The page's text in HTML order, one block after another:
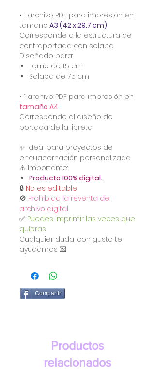
• 1 archivo PDF para impresión en
tamaño A3 (42 x 29.7 cm)
Corresponde a la estructura de
contraportada con solapa.
Diseñado para:
Lomo de 1.5 cm
Solapa de 7.5 cm
• 1 archivo PDF para impresión en
tamaño A4
Corresponde al diseño de
portada de la libreta.
✨ Ideal para proyectos de
encuadernación personalizada.
⚠️ Importante:
Producto 100% digital.
🔒 No es editable
🚫 Prohibida la reventa del
archivo digital
✅ Puedes imprimir las veces que
quieras.
Cualquier duda, con gusto te
ayudamos 💌
Compartir
Productos
relacionados